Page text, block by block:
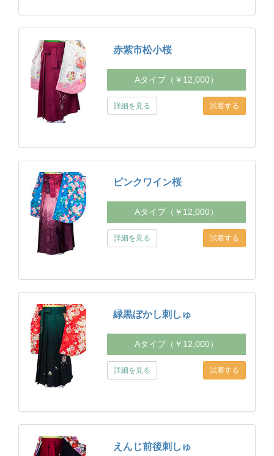
赤紫市松小桜
Aタイプ（￥12,000）
詳細を見る
ピンクワイン桜
Aタイプ（￥12,000）
詳細を見る
緑黒ぼかし刺しゅ
Aタイプ（￥12,000）
詳細を見る
えんじ前後刺しゅ